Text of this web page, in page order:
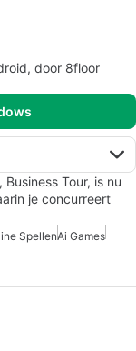
door 8floor
Tour, is nu
je concurreert
SpellenAi Games